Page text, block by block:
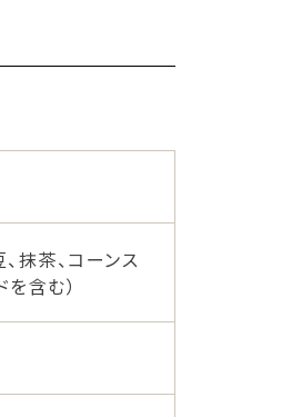
抹茶、コーンス
含む）